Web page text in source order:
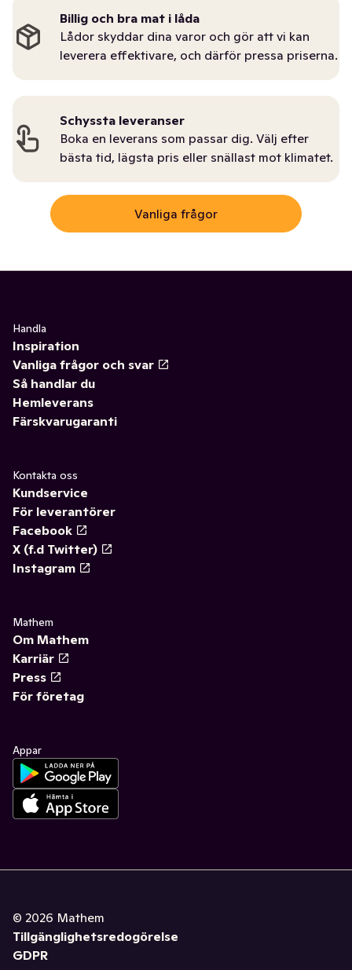
Billig och bra mat i låda
Lådor skyddar dina varor och gör att vi kan
leverera effektivare, och därför pressa priserna.
Schyssta leveranser
Boka en leverans som passar dig. Välj efter
bästa tid, lägsta pris eller snällast mot klimatet.
Vanliga frågor
Handla
Inspiration
Vanliga frågor och svar
Så handlar du
Hemleverans
Färskvarugaranti
Kontakta oss
Kundservice
För leverantörer
Facebook
X (f.d Twitter)
Instagram
Mathem
Om Mathem
Karriär
Press
För företag
Appar
© 2026 Mathem
Tillgänglighetsredogörelse
GDPR